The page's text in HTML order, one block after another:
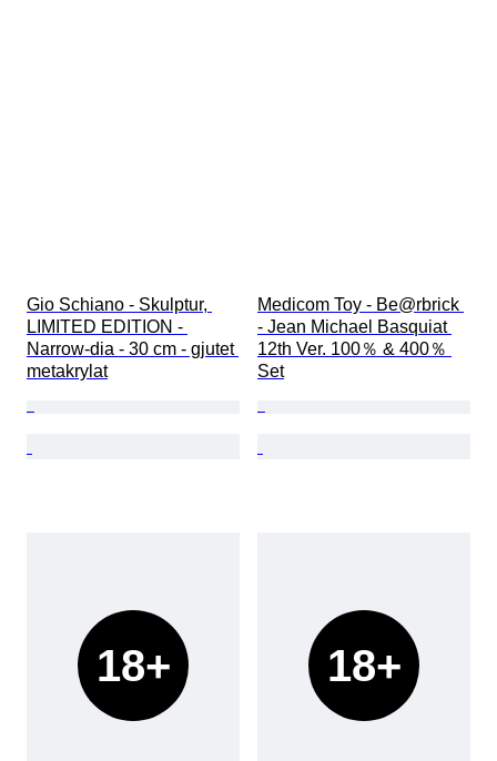
Gio Schiano - Skulptur,
LIMITED EDITION -
Narrow-dia - 30 cm - gjutet
metakrylat
Medicom Toy - Be@rbrick
- Jean Michael Basquiat
12th Ver. 100％ & 400％
Set
18+ 18+